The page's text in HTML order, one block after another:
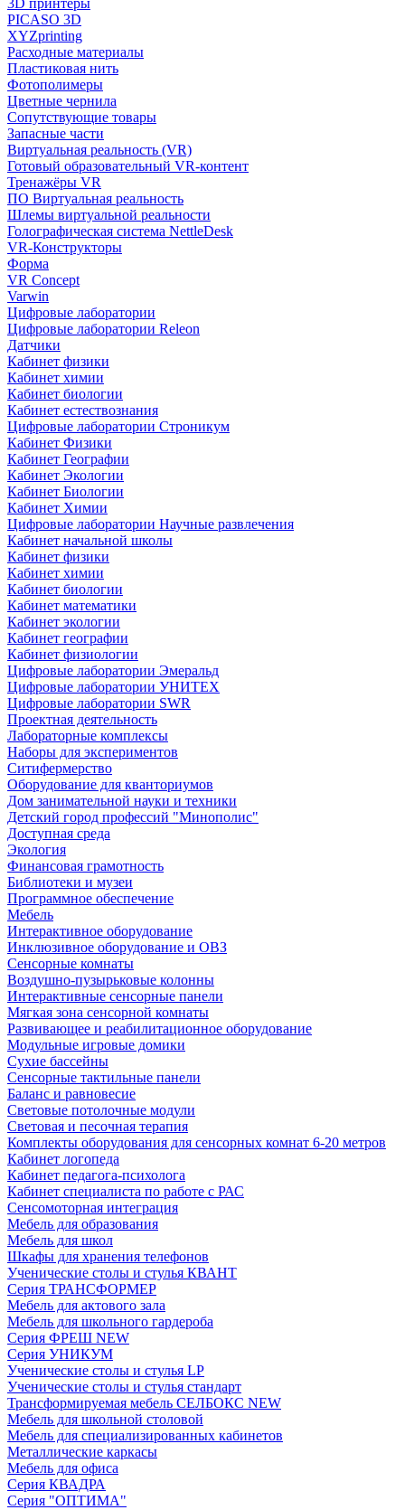
3D принтеры
PICASO 3D
XYZprinting
Расходные материалы
Пластиковая нить
Фотополимеры
Цветные чернила
Сопутствующие товары
Запасные части
Виртуальная реальность (VR)
Готовый образовательный VR-контент
Тренажёры VR
ПО Виртуальная реальность
Шлемы виртуальной реальности
Голографическая система NettleDesk
VR-Конструкторы
Форма
VR Concept
Varwin
Цифровые лаборатории
Цифровые лаборатории Releon
Датчики
Кабинет физики
Кабинет химии
Кабинет биологии
Кабинет естествознания
Цифровые лаборатории Строникум
Кабинет Физики
Кабинет Географии
Кабинет Экологии
Кабинет Биологии
Кабинет Химии
Цифровые лаборатории Научные развлечения
Кабинет начальной школы
Кабинет физики
Кабинет химии
Кабинет биологии
Кабинет математики
Кабинет экологии
Кабинет географии
Кабинет физиологии
Цифровые лаборатории Эмеральд
Цифровые лаборатории УНИТЕХ
Цифровые лаборатории SWR
Проектная деятельность
Лабораторные комплексы
Наборы для экспериментов
Ситифермерство
Оборудование для кванториумов
Дом занимательной науки и техники
Детский город профессий "Минополис"
Доступная среда
Экология
Финансовая грамотность
Библиотеки и музеи
Программное обеспечение
Мебель
Интерактивное оборудование
Инклюзивное оборудование и ОВЗ
Cенсорные комнаты
Воздушно-пузырьковые колонны
Интерактивные сенсорные панели
Мягкая зона сенсорной комнаты
Развивающее и реабилитационное оборудование
Модульные игровые домики
Сухие бассейны
Сенсорные тактильные панели
Баланс и равновесие
Световые потолочные модули
Световая и песочная терапия
Комплекты оборудования для сенсорных комнат 6-20 метров
Кабинет логопеда
Кабинет педагога-психолога
Кабинет специалиста по работе с РАС
Сенсомоторная интеграция
Мебель для образования
Мебель для школ
Шкафы для хранения телефонов
Ученические столы и стулья КВАНТ
Серия ТРАНСФОРМЕР
Мебель для актового зала
Мебель для школьного гардероба
Серия ФРЕШ NEW
Серия УНИКУМ
Ученические столы и стулья LP
Ученические столы и стулья стандарт
Трансформируемая мебель СЕЛБОКС NEW
Мебель для школьной столовой
Мебель для специализированных кабинетов
Металлические каркасы
Мебель для офиса
Серия КВАДРА
Серия "ОПТИМА"